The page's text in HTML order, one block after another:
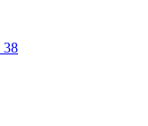
38